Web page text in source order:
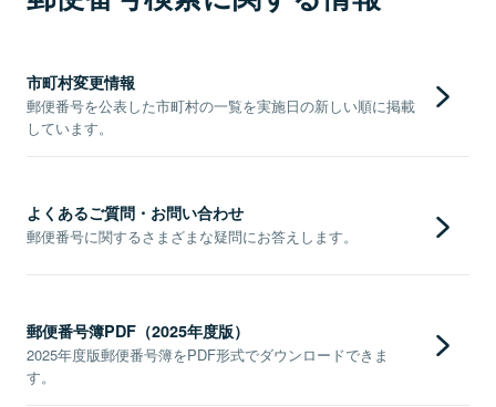
市町村変更情報
郵便番号を公表した市町村の一覧を実施日の新しい順に掲載
しています。
よくあるご質問・お問い合わせ
郵便番号に関するさまざまな疑問にお答えします。
郵便番号簿PDF（2025年度版）
2025年度版郵便番号簿をPDF形式でダウンロードできま
す。